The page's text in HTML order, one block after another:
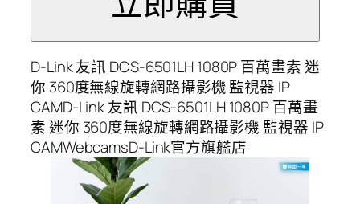
D-Link 友訊 DCS-6501LH 1080P 百萬畫素 迷
你 360度無線旋轉網路攝影機 監視器 IP
CAMD-Link 友訊 DCS-6501LH 1080P 百萬畫
素 迷你 360度無線旋轉網路攝影機 監視器 IP
CAMWebcamsD-Link官方旗艦店